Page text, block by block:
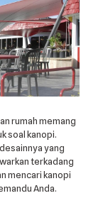
rumah memang
soal kanopi.
yang
terkadang
mencari kanopi
Anda.